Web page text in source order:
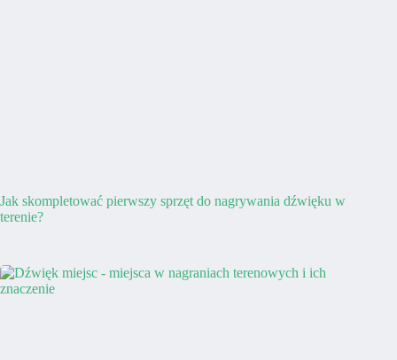
Jak skompletować pierwszy sprzęt do nagrywania dźwięku w
terenie?